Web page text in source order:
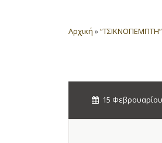
Αρχική »
15